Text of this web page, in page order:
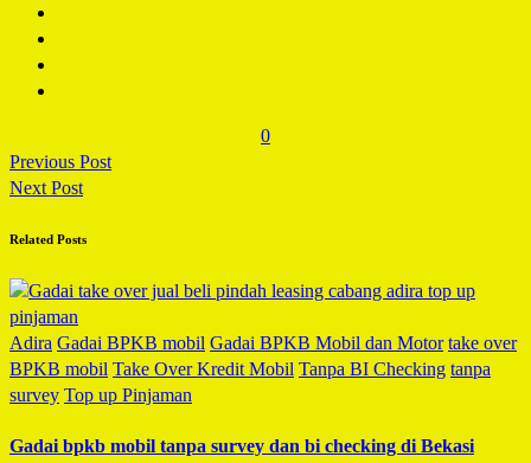
0
Previous Post
Next Post
Related Posts
Adira Gadai BPKB mobil Gadai BPKB Mobil dan Motor take over
BPKB mobil Take Over Kredit Mobil Tanpa BI Checking tanpa
survey Top up Pinjaman
Gadai bpkb mobil tanpa survey dan bi checking di Bekasi